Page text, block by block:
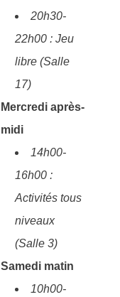
20h30-
22h00 : Jeu
libre (Salle
17)
Mercredi après-
midi
14h00-
16h00 :
Activités tous
niveaux
(Salle 3)
Samedi matin
10h00-